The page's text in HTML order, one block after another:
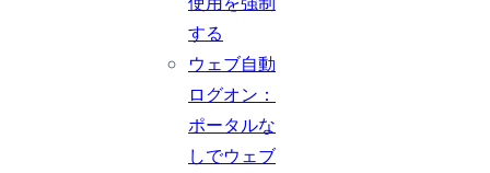
する
ウェブ自動
ログオン：
ポータルな
しでウェブ